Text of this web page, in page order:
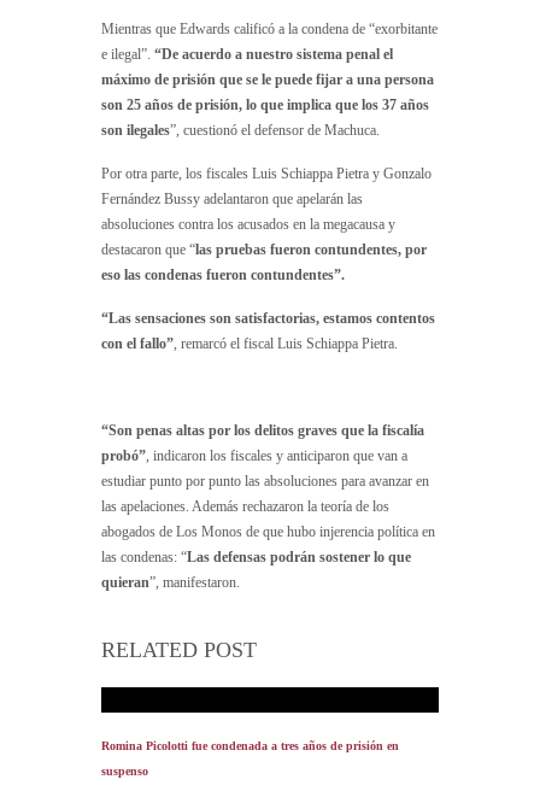
Mientras que Edwards calificó a la condena de “exorbitante
e ilegal”. “De acuerdo a nuestro sistema penal el
máximo de prisión que se le puede fijar a una persona
son 25 años de prisión, lo que implica que los 37 años
son ilegales”, cuestionó el defensor de Machuca.
Por otra parte, los fiscales Luis Schiappa Pietra y Gonzalo
Fernández Bussy adelantaron que apelarán las
absoluciones contra los acusados en la megacausa y
destacaron que “las pruebas fueron contundentes, por
eso las condenas fueron contundentes”.
“Las sensaciones son satisfactorias, estamos contentos
con el fallo”, remarcó el fiscal Luis Schiappa Pietra.
“Son penas altas por los delitos graves que la fiscalía
probó”, indicaron los fiscales y anticiparon que van a
estudiar punto por punto las absoluciones para avanzar en
las apelaciones. Además rechazaron la teoría de los
abogados de Los Monos de que hubo injerencia política en
las condenas: “Las defensas podrán sostener lo que
quieran”, manifestaron.
RELATED POST
Romina Picolotti fue condenada a tres años de prisión en
suspenso